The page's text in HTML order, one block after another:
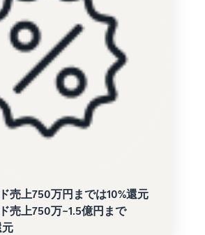
売上750万円までは10%還元
売上750万~1.5億円まで
元